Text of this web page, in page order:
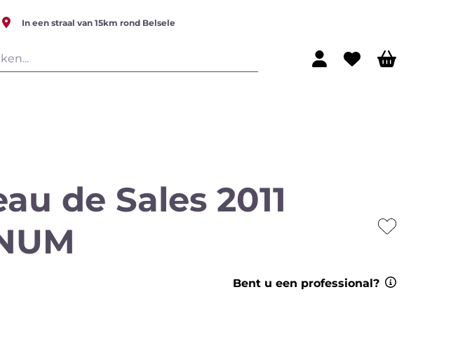
In een straal van 15km rond Belsele
wijn Rosé wijn
de Sales 2011
Bent u een professional?